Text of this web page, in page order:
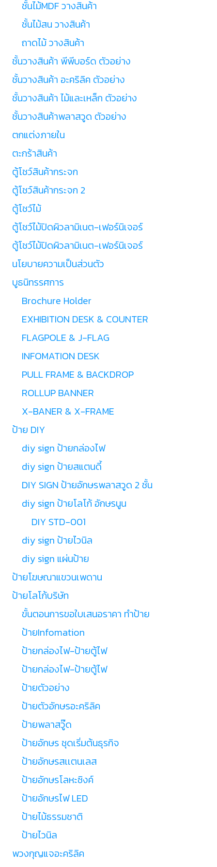
ชั้นไม้MDF วางสินค้า
ชั้นไม้สน วางสินค้า
ถาดไม้ วางสินค้า
ชั้นวางสินค้า พีพีบอร์ด ตัวอย่าง
ชั้นวางสินค้า อะคริลิค ตัวอย่าง
ชั้นวางสินค้า ไม้และเหล็ก ตัวอย่าง
ชั้นวางสินค้าพลาสวูด ตัวอย่าง
ตกแต่งภายใน
ตะกร้าสินค้า
ตู้โชว์สินค้ากระจก
ตู้โชว์สินค้ากระจก 2
ตู้โชว์ไม้
ตู้โชว์ไม้ปิดผิวลามิเนต-เฟอร์นิเจอร์
ตู้โชว์ไม้ปิดผิวลามิเนต-เฟอร์นิเจอร์
นโยบายความเป็นส่วนตัว
บูธนิทรรศการ
Brochure Holder
EXHIBITION DESK & COUNTER
FLAGPOLE & J-FLAG
INFOMATION DESK
PULL FRAME & BACKDROP
ROLLUP BANNER
X-BANER & X-FRAME
ป้าย DIY
diy sign ป้ายกล่องไฟ
diy sign ป้ายสแตนดี้
DIY SIGN ป้ายอักษรพลาสวูด 2 ชั้น
diy sign ป้ายโลโก้ อักษรนูน
DIY STD-001
diy sign ป้ายไวนิล
diy sign แผ่นป้าย
ป้ายโฆษณาแขวนเพดาน
ป้ายโลโก้บริษัท
ขั้นตอนการขอใบเสนอราคา ทำป้าย
ป้ายInfomation
ป้ายกล่องไฟ-ป้ายตู้ไฟ
ป้ายกล่องไฟ-ป้ายตู้ไฟ
ป้ายตัวอย่าง
ป้ายตัวอักษรอะคริลิค
ป้ายพลาสวู๊ด
ป้ายอักษร ชุดเริ่มต้นธุรกิจ
ป้ายอักษรสเเตนเลส
ป้ายอักษรโลหะซิงค์
ป้ายอักษรไฟ LED
ป้ายไม้ธรรมชาติ
ป้ายไวนิล
พวงกุญแจอะคริลิค